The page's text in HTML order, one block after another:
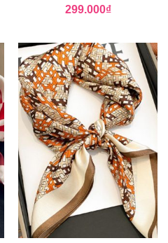
299.000₫